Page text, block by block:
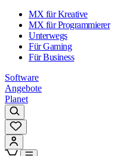
MX für Kreative
MX für Programmierer
Unterwegs
Für Gaming
Für Business
Software
Angebote
Planet